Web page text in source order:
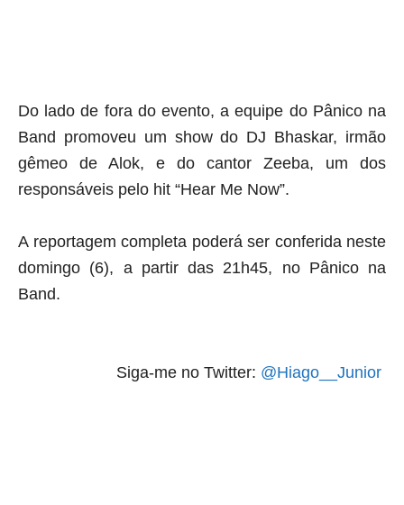
Do lado de fora do evento, a equipe do Pânico na
Band promoveu um show do DJ Bhaskar, irmão
gêmeo de Alok, e do cantor Zeeba, um dos
responsáveis pelo hit “Hear Me Now”.
A reportagem completa poderá ser conferida neste
domingo (6), a partir das 21h45, no Pânico na
Band.
Siga-me no Twitter: @Hiago__Junior